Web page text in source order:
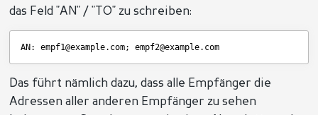
das Feld "AN" / "TO" zu schreiben:
AN: empf1@example.com; empf2@example.com
Das führt nämlich dazu, dass alle Empfänger die
Adressen aller anderen Empfänger zu sehen